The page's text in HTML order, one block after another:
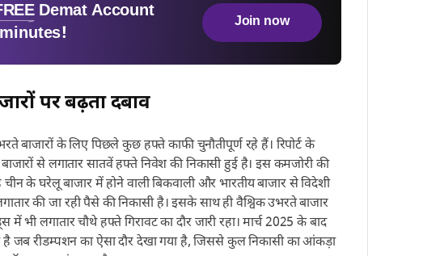
Demat Account
Join now
पर बढ़ता दबाव
बाजारों के लिए पिछले कुछ हफ्ते काफी चुनौतीपूर्ण रहे हैं। रिपोर्ट के
से लगातार सातवें हफ्ते निवेश की निकासी हुई है। इस कमजोरी की
के घरेलू बाजार में होने वाली बिकवाली और भारतीय बाजार से विदेशी
की जा रही पैसे की निकासी है। इसके साथ ही वैश्विक उभरते बाजार
में भी लगातार चौथे हफ्ते गिरावट का दौर जारी रहा। मार्च 2025 के बाद
है जब रीडम्पशन का ऐसा दौर देखा गया है, जिससे कुल निकासी का आंकड़ा